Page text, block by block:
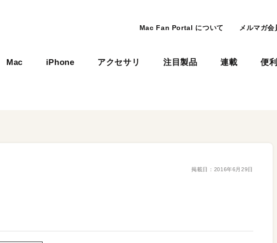
Mac Fan Portal について メルマガ会
Mac iPhone アクセサリ 注目製品 連載 便
掲載日： 2016年6月29日